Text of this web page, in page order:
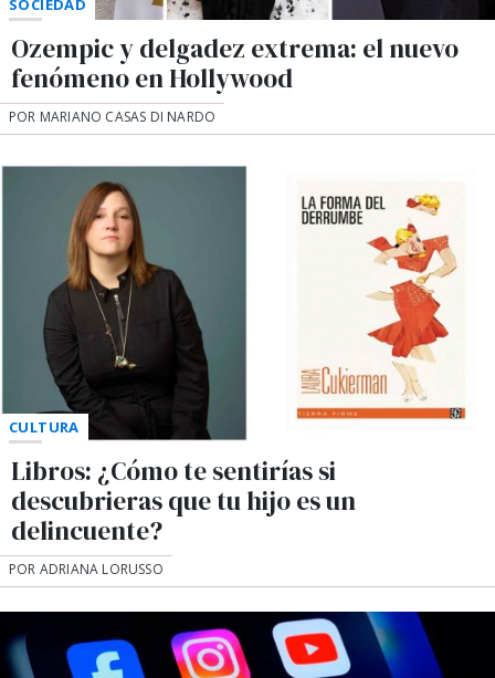
SOCIEDAD
Ozempic y delgadez extrema: el nuevo
fenómeno en Hollywood
POR MARIANO CASAS DI NARDO
CULTURA
Libros: ¿Cómo te sentirías si
descubrieras que tu hijo es un
delincuente?
POR ADRIANA LORUSSO